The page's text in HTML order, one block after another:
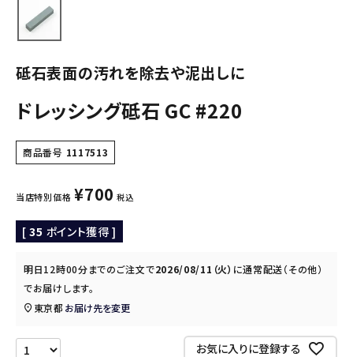
砥石表面の汚れを除去や泥出しに
ドレッシング砥石 GC #220
商品番号 1117513
当店特別価格 ¥700 税込
[ 35 ポイント獲得 ]
明日12時00分までのご注文で2026/08/11（火） に通常配送（その他）
でお届けします。
東京都 お届け先を変更
お気に入りに登録する